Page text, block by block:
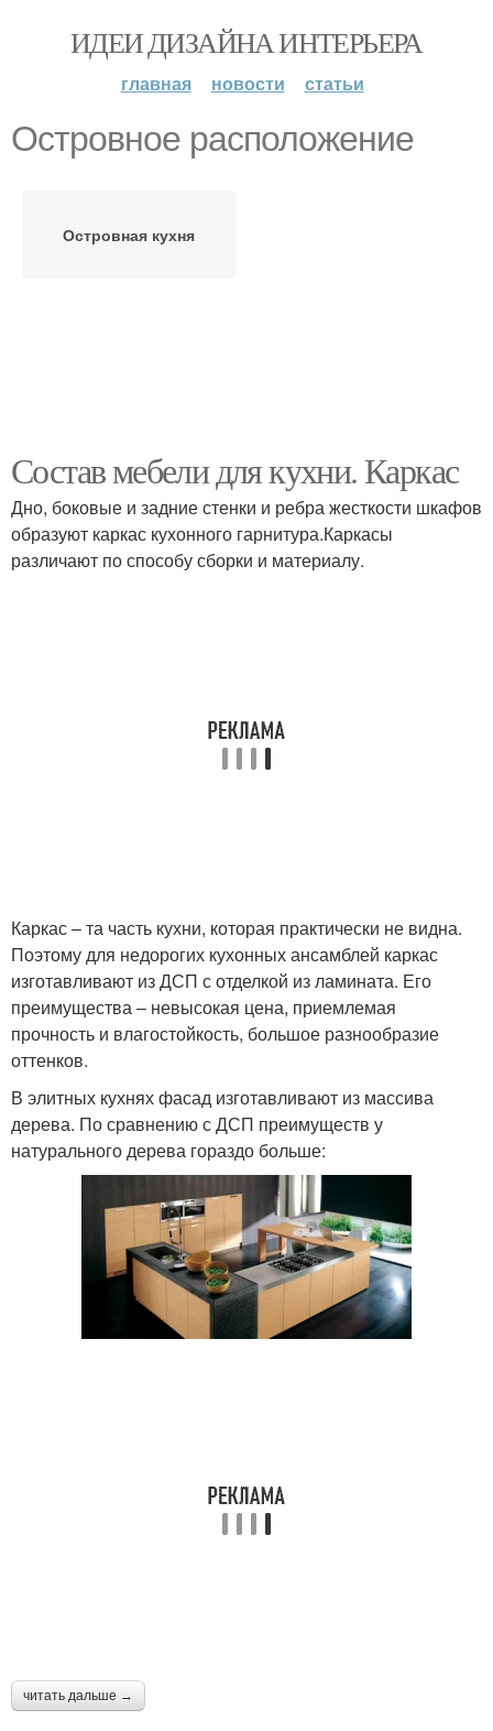
ИДЕИ ДИЗАЙНА ИНТЕРЬЕРА
главная новости статьи
Островное расположение
Островная кухня
Состав мебели для кухни. Каркас
Дно, боковые и задние стенки и ребра жесткости шкафов
образуют каркас кухонного гарнитура.Каркасы
различают по способу сборки и материалу.
Каркас – та часть кухни, которая практически не видна.
Поэтому для недорогих кухонных ансамблей каркас
изготавливают из ДСП с отделкой из ламината. Его
преимущества – невысокая цена, приемлемая
прочность и влагостойкость, большое разнообразие
оттенков.
В элитных кухнях фасад изготавливают из массива
дерева. По сравнению с ДСП преимуществ у
натурального дерева гораздо больше:
читать дальше →